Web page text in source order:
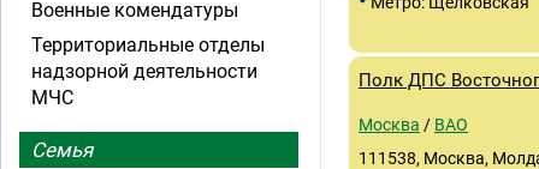
Полк ДПС
Москва / ВАО
111538, Москва,
Военные комендатуры
Территориальные отделы
надзорной деятельности
МЧС
Семья